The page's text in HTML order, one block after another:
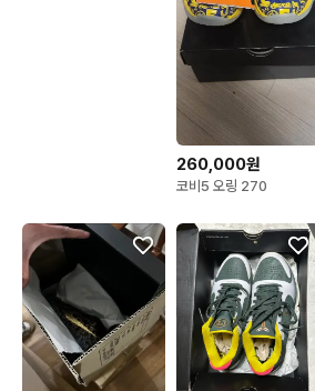
260,000원
코비5 오링 270